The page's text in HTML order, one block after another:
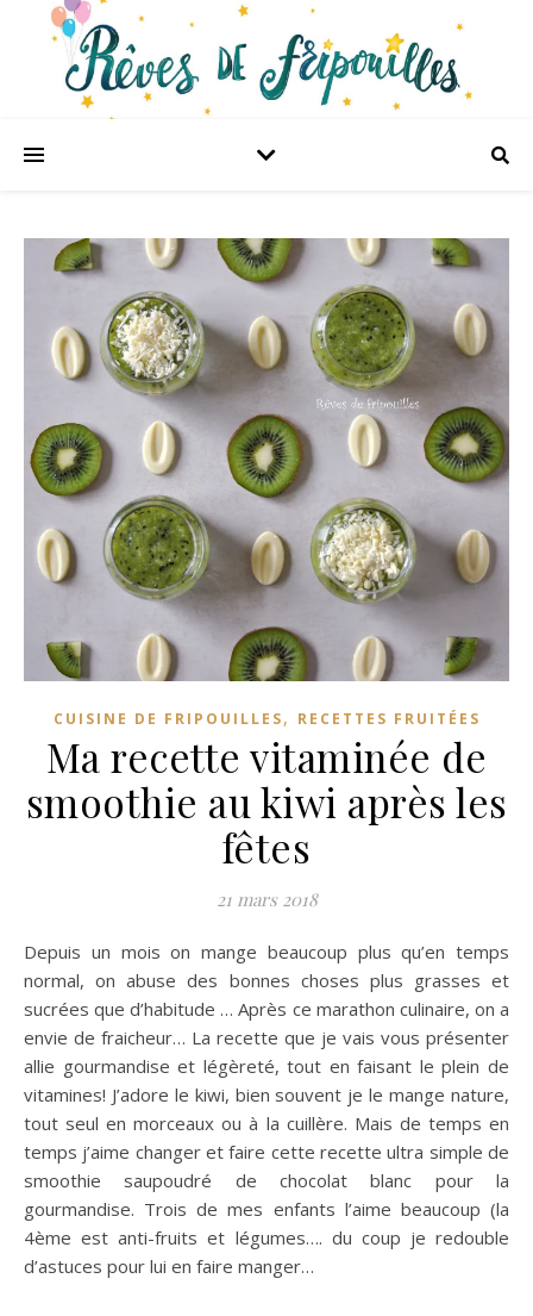
CUISINE DE FRIPOUILLES, RECETTES FRUITÉES
Ma recette vitaminée de
smoothie au kiwi après les
fêtes
21 mars 2018
Depuis un mois on mange beaucoup plus qu’en temps
normal, on abuse des bonnes choses plus grasses et
sucrées que d’habitude … Après ce marathon culinaire, on a
envie de fraicheur… La recette que je vais vous présenter
allie gourmandise et légèreté, tout en faisant le plein de
vitamines! J’adore le kiwi, bien souvent je le mange nature,
tout seul en morceaux ou à la cuillère. Mais de temps en
temps j’aime changer et faire cette recette ultra simple de
smoothie saupoudré de chocolat blanc pour la
gourmandise. Trois de mes enfants l’aime beaucoup (la
4ème est anti-fruits et légumes…. du coup je redouble
d’astuces pour lui en faire manger…